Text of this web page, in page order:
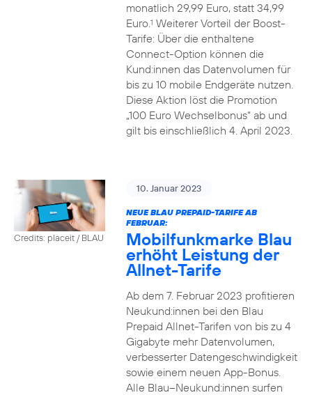
monatlich 29,99 Euro, statt 34,99
Euro.1 Weiterer Vorteil der Boost-
Tarife: Über die enthaltene
Connect-Option können die
Kund:innen das Datenvolumen für
bis zu 10 mobile Endgeräte nutzen.
Diese Aktion löst die Promotion
„100 Euro Wechselbonus“ ab und
gilt bis einschließlich 4. April 2023.
Credits: placeit / BLAU
10. Januar 2023
NEUE BLAU PREPAID-TARIFE AB
FEBRUAR:
Mobilfunkmarke Blau
erhöht Leistung der
Allnet-Tarife
Ab dem 7. Februar 2023 profitieren
Neukund:innen bei den Blau
Prepaid Allnet-Tarifen von bis zu 4
Gigabyte mehr Datenvolumen,
verbesserter Datengeschwindigkeit
sowie einem neuen App-Bonus.
Alle Blau–Neukund:innen surfen